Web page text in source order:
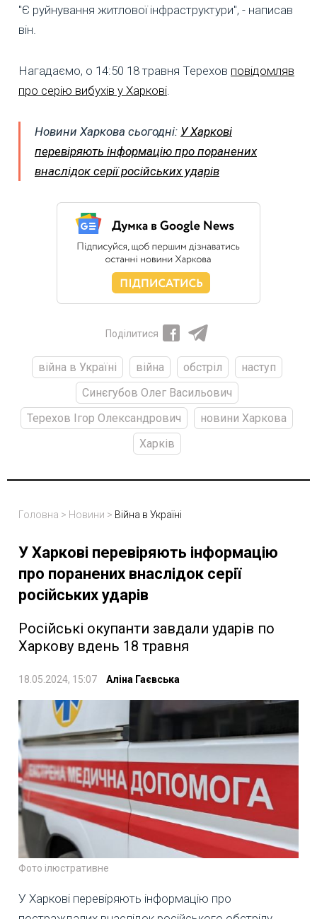
"Є руйнування житлової інфраструктури", - написав
він.
Нагадаємо, о 14:50 18 травня Терехов повідомляв
про серію вибухів у Харкові
Новини Харкова сьогодні: У Харкові
перевіряють інформацію про поранених
внаслідок серії російських ударів
Поділитися
війна в Україні війна обстріл
наступ
Синєгубов Олег Васильович
Терехов Ігор Олександрович
новини Харкова
Харків
Головна > Новини > Війна в Україні
У Харкові перевіряють інформацію
про поранених внаслідок серії
російських ударів
Російські окупанти завдали ударів по
Харкову вдень 18 травня
18.05.2024, 15:07 Аліна Гаєвська
Фото ілюстративне
У Харкові перевіряють інформацію про